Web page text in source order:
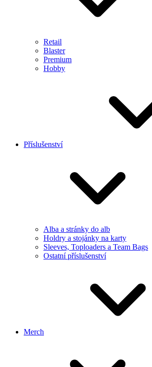
Retail
Blaster
Premium
Hobby
Příslušenství
Alba a stránky do alb
Holdry a stojánky na karty
Sleeves, Toploaders a Team Bags
Ostatní příslušenství
Merch